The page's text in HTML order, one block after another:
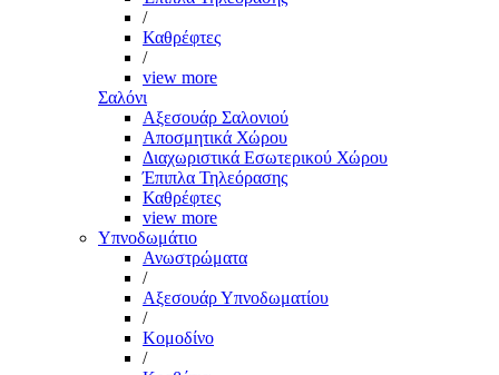
/
Καθρέφτες
/
view more
Σαλόνι
Αξεσουάρ Σαλονιού
Αποσμητικά Χώρου
Διαχωριστικά Εσωτερικού Χώρου
Έπιπλα Τηλεόρασης
Καθρέφτες
view more
Υπνοδωμάτιο
Ανωστρώματα
/
Αξεσουάρ Υπνοδωματίου
/
Κομοδίνο
/